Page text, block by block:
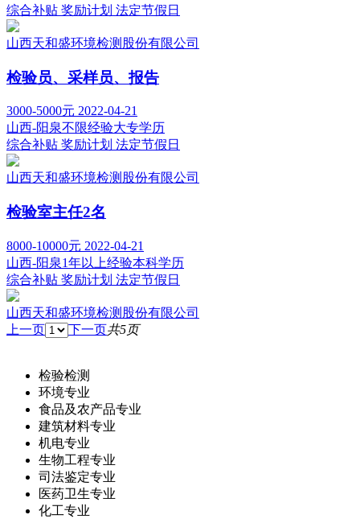
综合补贴 奖励计划 法定节假日
山西天和盛环境检测股份有限公司
检验员、采样员、报告
3000-5000元 2022-04-21
山西-阳泉不限经验大专学历
综合补贴 奖励计划 法定节假日
山西天和盛环境检测股份有限公司
检验室主任2名
8000-10000元 2022-04-21
山西-阳泉1年以上经验本科学历
综合补贴 奖励计划 法定节假日
山西天和盛环境检测股份有限公司
上一页
下一页共5页
检验检测
环境专业
食品及农产品专业
建筑材料专业
机电专业
生物工程专业
司法鉴定专业
医药卫生专业
化工专业